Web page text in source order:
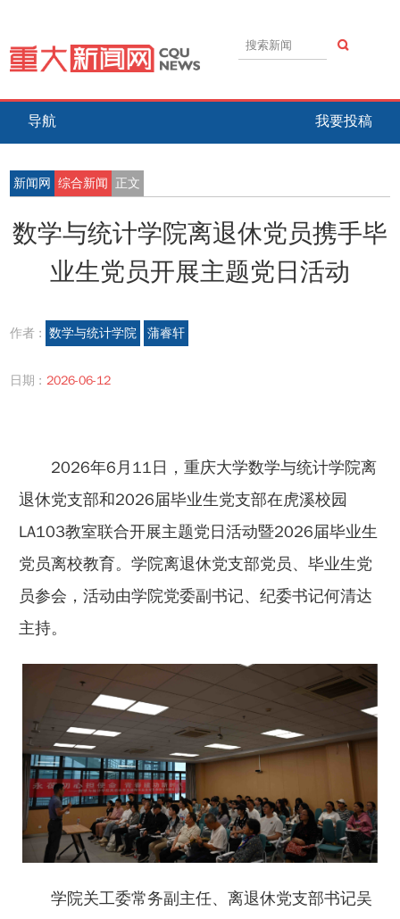
导航 我要投稿
新闻网 综合新闻 正文
数学与统计学院离退休党员携手毕
业生党员开展主题党日活动
作者 : 数学与统计学院 蒲睿轩
日期 : 2026-06-12
2026年6月11日，重庆大学数学与统计学院离
退休党支部和2026届毕业生党支部在虎溪校园
LA103教室联合开展主题党日活动暨2026届毕业生
党员离校教育。学院离退休党支部党员、毕业生党
员参会，活动由学院党委副书记、纪委书记何清达
主持。
学院关工委常务副主任、离退休党支部书记吴